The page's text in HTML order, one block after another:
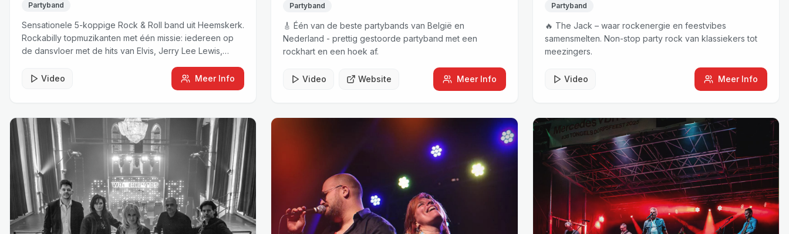
Partyband
Sensationele 5-koppige Rock & Roll band uit Heemskerk.
Rockabilly topmuzikanten met één missie: iedereen op
de dansvloer met de hits van Elvis, Jerry Lee Lewis,
Video
Meer Info
Partyband
🎸 Één van de beste partybands van België en
Nederland - prettig gestoorde partyband met een
rockhart en een hoek af.
Video Website Meer Info
Partyband
🔥 The Jack – waar rockenergie en feestvibes
samensmelten. Non-stop party rock van klassiekers tot
meezingers.
Video Meer Info